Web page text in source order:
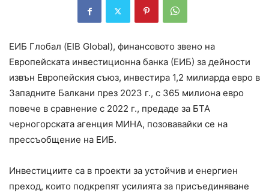
ЕИБ Глобал (EIB Global), финансовото звено на
Европейската инвестиционна банка (ЕИБ) за дейности
извън Европейския съюз, инвестира 1,2 милиарда евро в
Западните Балкани през 2023 г., с 365 милиона евро
повече в сравнение с 2022 г., предаде за БТА
черногорската агенция МИНА, позовавайки се на
прессъобщение на ЕИБ.
Инвестициите са ​​в проекти за устойчив и енергиен
преход, които подкрепят усилията за присъединяване